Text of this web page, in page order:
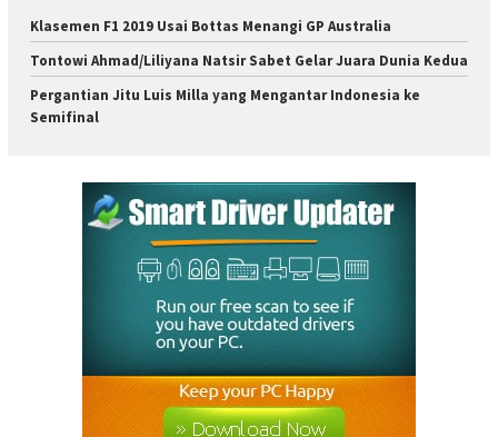
Klasemen F1 2019 Usai Bottas Menangi GP Australia
Tontowi Ahmad/Liliyana Natsir Sabet Gelar Juara Dunia Kedua
Pergantian Jitu Luis Milla yang Mengantar Indonesia ke
Semifinal